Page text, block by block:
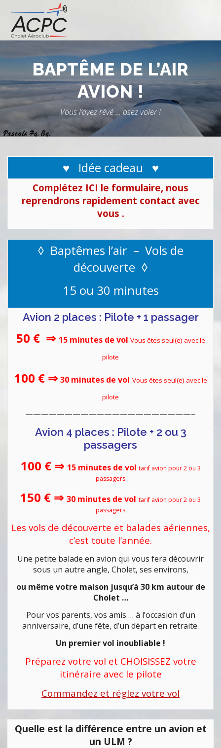
contenu
BAPTÊME DE L’AIR
AVION !
Vous l’avez rêvé … osez voler !
♥ Idée cadeau ♥
Complétez ICI le formulaire, nous
reprendrons rapidement contact avec
vous .
◊ Baptêmes l’air – Vols de
découverte ◊
15 ou 30 minutes
Avion 2 places : Pilote + 1 passager
50 €⇒ 15 minutes de vol Vous êtes seul(e) avec le
pilote
100 € ⇒ 30 minutes de vol Vous êtes seul(e) avec le
pilote
—————————————————————–
Avion 4 places : Pilote + 2 ou 3
passagers
100 €⇒ 15 minutes de vol tarif avion pour 2 ou 3
passagers
150 € ⇒ 30 minutes de vol tarif avion pour 2 ou 3
passagers
Les vols de découverte et balades aériennes,
c’est toute l’année.
Une petite balade en avion qui vous fera découvrir
sous un autre angle, Cholet, ses environs,
ou même votre maison jusqu’à 30 km autour de
Cholet …
Pour vos parents, vos amis … à l’occasion d’un
anniversaire, d’une fête, d’un départ en retraite.
Un premier vol inoubliable !
Préparez votre vol et CHOISISSEZ votre
itinéraire avec le pilote
Commandez et réglez votre vol
Quelle est la différence entre un avion et
un ULM ?